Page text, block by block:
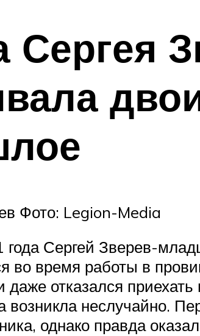
Сергея
Фото: Legion-Media
года Сергей Зверев-
во время работы в
даже отказался
возникла неслучайно.
однако правда